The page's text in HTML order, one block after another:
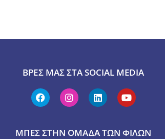
ΒΡΕΣ ΜΑΣ ΣΤΑ SOCIAL MEDIA
ΜΠΕΣ ΣΤΗΝ ΟΜΆΔΑ ΤΩΝ ΦΊΛΩΝ